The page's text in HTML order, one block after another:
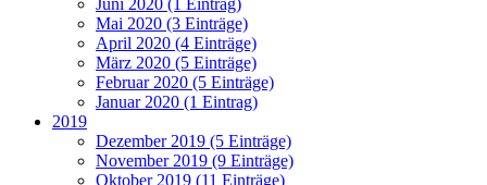
Mai 2020 (3 Einträge)
April 2020 (4 Einträge)
März 2020 (5 Einträge)
Februar 2020 (5 Einträge)
Januar 2020 (1 Eintrag)
2019
Dezember 2019 (5 Einträge)
November 2019 (9 Einträge)
Oktober 2019 (11 Einträge)